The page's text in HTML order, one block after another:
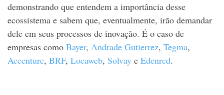
demonstrando que entendem a importância desse
ecossistema e sabem que, eventualmente, irão demandar
dele em seus processos de inovação. É o caso de
empresas como Bayer, Andrade Gutierrez, Tegma,
Accenture, BRF, Locaweb, Solvay e Edenred.